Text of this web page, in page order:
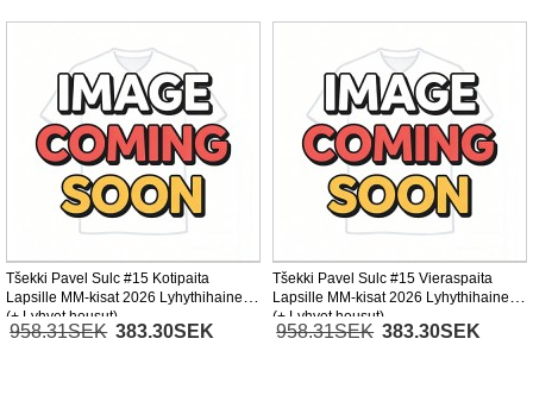
Tšekki Pavel Sulc #15 Kotipaita
Lapsille MM-kisat 2026 Lyhythihainen
(+ Lyhyet housut)
958.31SEK 383.30SEK
Tšekki Pavel Sulc #15 Vieraspaita
Lapsille MM-kisat 2026 Lyhythihainen
(+ Lyhyet housut)
958.31SEK 383.30SEK